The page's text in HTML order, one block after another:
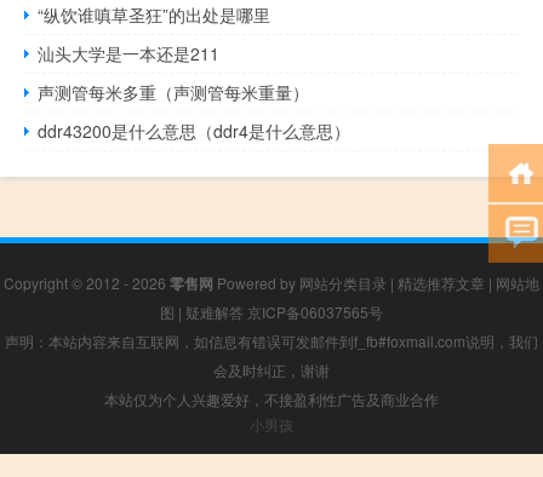
“纵饮谁嗔草圣狂”的出处是哪里
汕头大学是一本还是211
声测管每米多重（声测管每米重量）
ddr43200是什么意思（ddr4是什么意思）
Copyright © 2012 - 2026 零售网 Powered by 网站分类目录 | 精选推荐文章 | 网站地
图 | 疑难解答 京ICP备06037565号
声明：本站内容来自互联网，如信息有错误可发邮件到f_fb#foxmail.com说明，我们
会及时纠正，谢谢
本站仅为个人兴趣爱好，不接盈利性广告及商业合作
小男孩